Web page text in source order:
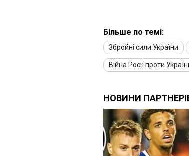
Більше по темі:
Збройні сили України
Війна Росії проти